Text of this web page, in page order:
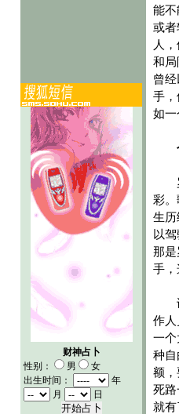
财神占卜
性别：
男
女
出生时间：
年
月
日
能不
或者
人
和局
曾
手，
如一
罗
彩。
生历
以
那是
手，
谈
作人
一个
种自
额，
死路
就有